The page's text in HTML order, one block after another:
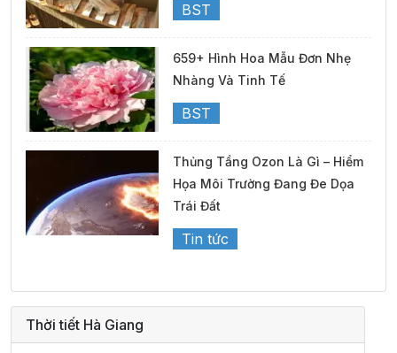
BST
659+ Hình Hoa Mẫu Đơn Nhẹ
Nhàng Và Tinh Tế
BST
Thủng Tầng Ozon Là Gì – Hiểm
Họa Môi Trường Đang Đe Dọa
Trái Đất
Tin tức
Thời tiết Hà Giang